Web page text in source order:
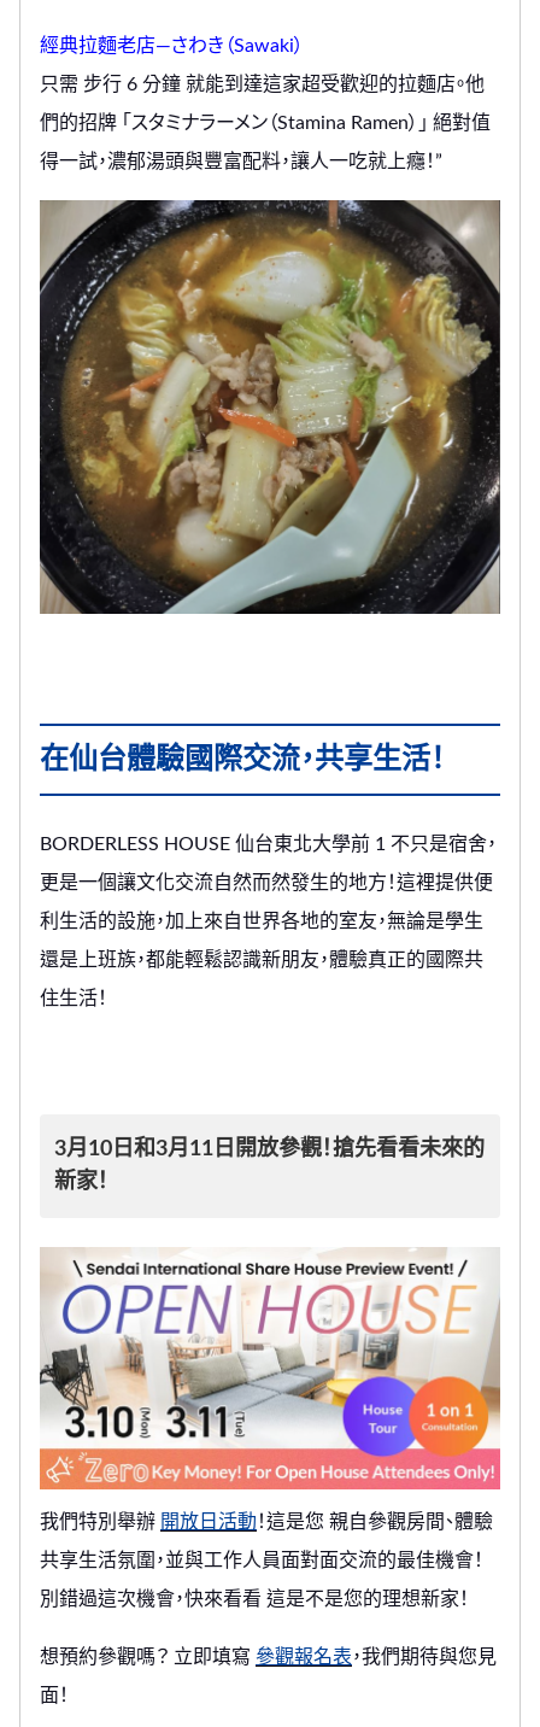
經典拉麵老店—さわき（Sawaki）
只需 步行 6 分鐘 就能到達這家超受歡迎的拉麵店。他
們的招牌 「スタミナラーメン（Stamina Ramen）」 絕對值
得一試，濃郁湯頭與豐富配料，讓人一吃就上癮！”
在仙台體驗國際交流，共享生活！
BORDERLESS HOUSE 仙台東北大學前 1 不只是宿舍，
更是一個讓文化交流自然而然發生的地方！這裡提供便
利生活的設施，加上來自世界各地的室友，無論是學生
還是上班族，都能輕鬆認識新朋友，體驗真正的國際共
住生活！
3月10日和3月11日開放參觀！搶先看看未來的
新家！
我們特別舉辦 開放日活動 ！這是您 親自參觀房間、體驗
共享生活氛圍，並與工作人員面對面交流的最佳機會！
別錯過這次機會，快來看看 這是不是您的理想新家！
想預約參觀嗎？ 立即填寫 參觀報名表，我們期待與您見
面！